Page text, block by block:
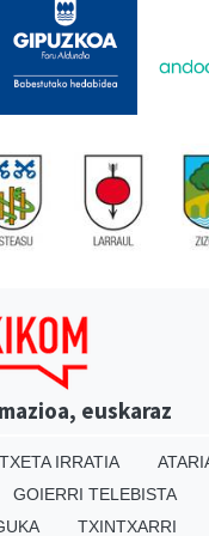
euskaraz
IRRATIA
GOIERRI TELEBISTA
TXINTXARRI